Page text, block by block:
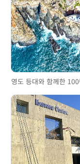
영도 등대와 함께한